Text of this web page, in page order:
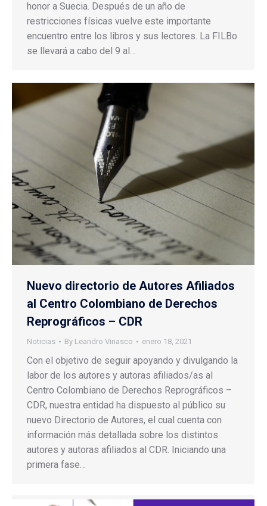
honor a Suecia. Después de un año de
restricciones físicas vuelve este importante
encuentro entre los libros y sus lectores. La FILBo
se llevará a cabo del 9 al…
Nuevo directorio de Autores Afiliados
al Centro Colombiano de Derechos
Reprográficos – CDR
Noticias By Leandro Vinasco enero 18, 2021
Con el objetivo de seguir apoyando y divulgando la
labor de los autores y autoras afiliados/as al
Centro Colombiano de Derechos Reprográficos –
CDR, nuestra entidad ha dispuesto al público su
nuevo Directorio de Autores, el cual cuenta con
información más detallada sobre los distintos
autores y autoras afiliados al CDR. Iniciando una
primera fase…